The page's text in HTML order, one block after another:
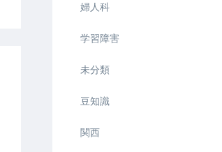
婦人科
学習障害
未分類
豆知識
関西